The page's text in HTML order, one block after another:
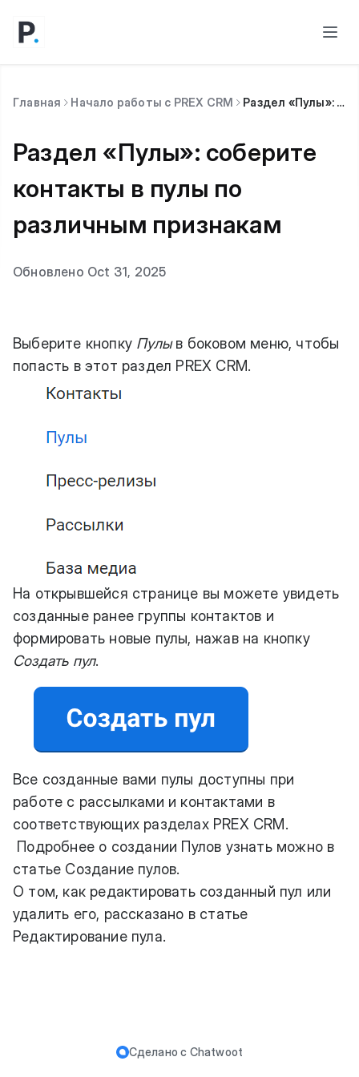
Главная Начало работы с PREX CRM Раздел «Пулы»: cоберите контакты в пулы по различным признакам
Раздел «Пулы»: cоберите
контакты в пулы по
различным признакам
Обновлено Oct 31, 2025
Выберите кнопку Пулыв боковом меню, чтобы
попасть в этот раздел PREX CRM.
На открывшейся странице вы можете увидеть
созданные ранее группы контактов и
формировать новые пулы, нажав на кнопку
Создать пул.
Все созданные вами пулы доступны при
работе с рассылками и контактами в
соответствующих разделах PREX CRM.
Подробнее о создании Пулов узнать можно в
статье Создание пулов.
О том, как редактировать созданный пул или
удалить его, рассказано в статье
Редактирование пула.
Сделано с Chatwoot